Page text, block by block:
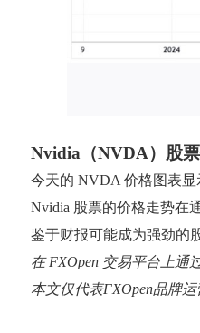
Nvidia（NVDA）股
今天的 NVDA 价格图表
Nvidia 股票的价格走势在
鉴于财报可能成为强劲的
在 FXOpen 交易平台上通
本文仅代表FXOpen品牌